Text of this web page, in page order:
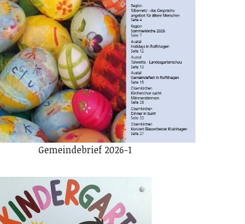
Gemeindebrief 2026-1